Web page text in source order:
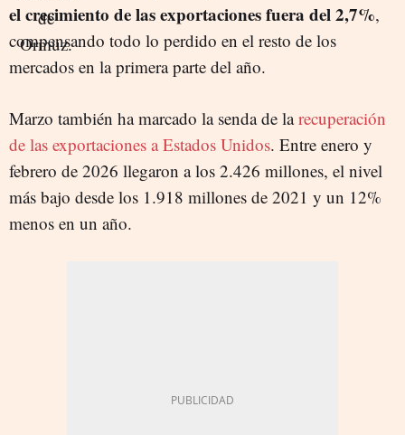
el crecimiento de las exportaciones fuera del 2,7%,
compensando todo lo perdido en el resto de los
mercados en la primera parte del año.
Marzo también ha marcado la senda de larecuperación
de las exportaciones a Estados Unidos. Entre enero y
febrero de 2026 llegaron a los 2.426 millones, el nivel
más bajo desde los 1.918 millones de 2021 y un 12%
menos en un año.